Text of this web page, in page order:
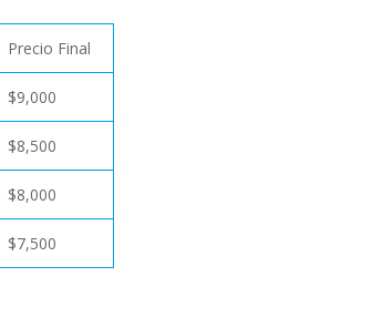
Precio Final
$9,000
$8,500
$8,000
$7,500